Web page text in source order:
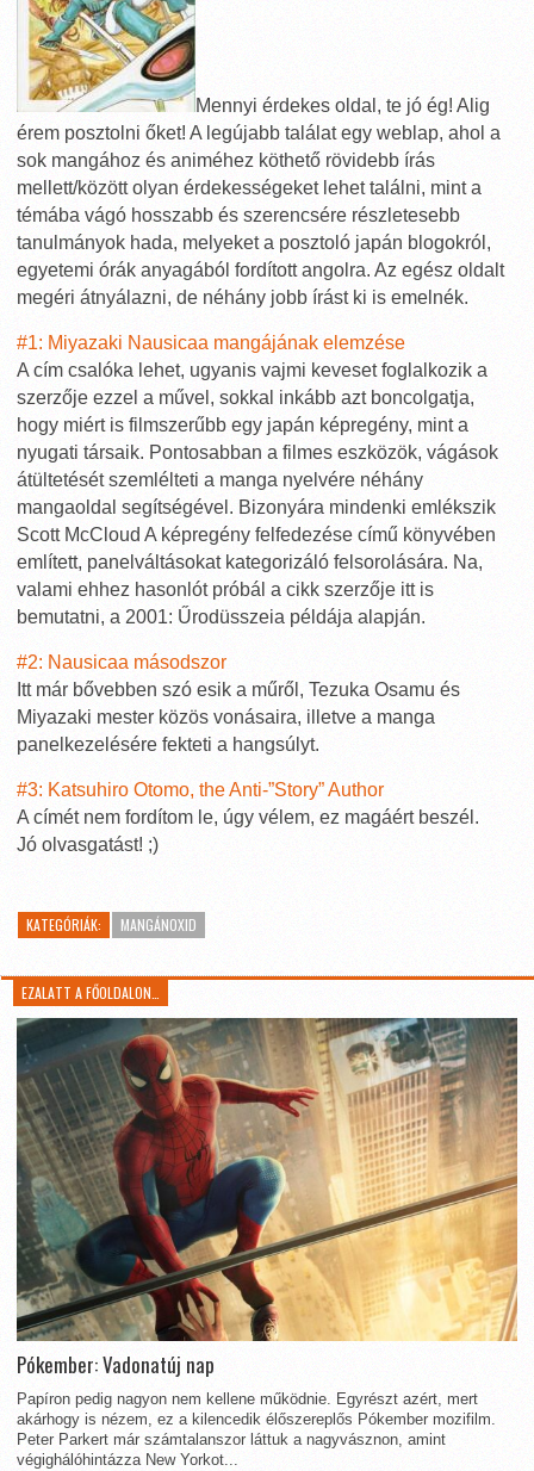
Mennyi érdekes oldal, te jó ég! Alig
érem posztolni őket! A legújabb találat egy weblap, ahol a
sok mangához és animéhez köthető rövidebb írás
mellett/között olyan érdekességeket lehet találni, mint a
témába vágó hosszabb és szerencsére részletesebb
tanulmányok hada, melyeket a posztoló japán blogokról,
egyetemi órák anyagából fordított angolra. Az egész oldalt
megéri átnyálazni, de néhány jobb írást ki is emelnék.
#1: Miyazaki Nausicaa mangájának elemzése
A cím csalóka lehet, ugyanis vajmi keveset foglalkozik a
szerzője ezzel a művel, sokkal inkább azt boncolgatja,
hogy miért is filmszerűbb egy japán képregény, mint a
nyugati társaik. Pontosabban a filmes eszközök, vágások
átültetését szemlélteti a manga nyelvére néhány
mangaoldal segítségével. Bizonyára mindenki emlékszik
Scott McCloud A képregény felfedezése című könyvében
említett, panelváltásokat kategorizáló felsorolására. Na,
valami ehhez hasonlót próbál a cikk szerzője itt is
bemutatni, a 2001: Űrodüsszeia példája alapján.
#2: Nausicaa másodszor
Itt már bővebben szó esik a műről, Tezuka Osamu és
Miyazaki mester közös vonásaira, illetve a manga
panelkezelésére fekteti a hangsúlyt.
#3: Katsuhiro Otomo, the Anti-”Story” Author
A címét nem fordítom le, úgy vélem, ez magáért beszél.
Jó olvasgatást! ;)
KATEGÓRIÁK: MANGÁNOXID
EZALATT A FŐOLDALON…
Pókember: Vadonatúj nap
Papíron pedig nagyon nem kellene működnie. Egyrészt azért, mert
akárhogy is nézem, ez a kilencedik élőszereplős Pókember mozifilm.
Peter Parkert már számtalanszor láttuk a nagyvásznon, amint
végighálóhintázza New Yorkot...